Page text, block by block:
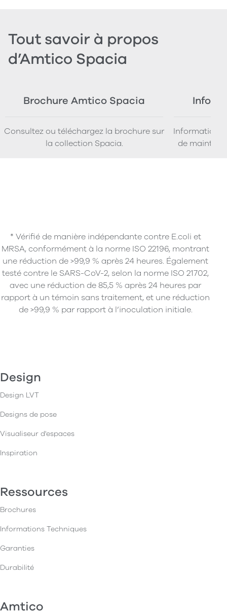
Tout savoir à propos
d’Amtico Spacia
Brochure Amtico Spacia
Consultez ou téléchargez la brochure sur
la collection Spacia.
Informations
de
* Vérifié de manière indépendante contre E.coli et
MRSA, conformément à la norme ISO 22196, montrant
une réduction de >99,9 % après 24 heures. Également
testé contre le SARS-CoV-2, selon la norme ISO 21702,
avec une réduction de 85,5 % après 24 heures par
rapport à un témoin sans traitement, et une réduction
de >99,9 % par rapport à l’inoculation initiale.
Design
Design LVT
Designs de pose
Visualiseur d'espaces
Inspiration
Ressources
Brochures
Informations Techniques
Garanties
Durabilité
Amtico